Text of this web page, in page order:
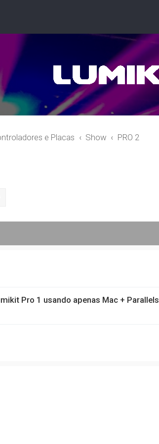
e Placas Show PRO 2
Pro 1 usando apenas Mac + Parallels